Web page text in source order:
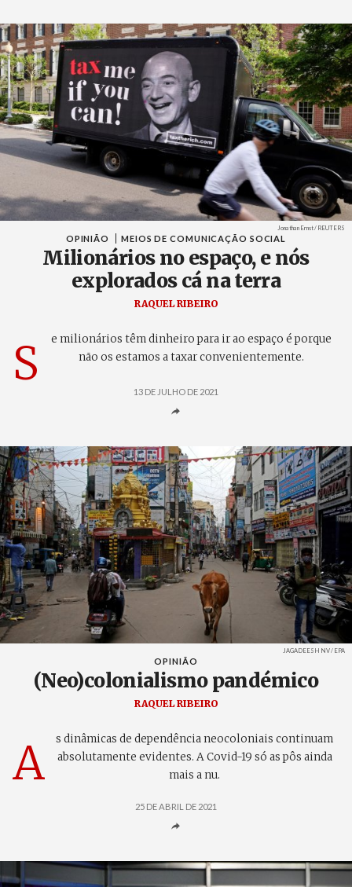
Créditos
Jonathan Ernst / REUTERS
OPINIÃO MEIOS DE COMUNICAÇÃO SOCIAL
Milionários no espaço, e nós
explorados cá na terra
RAQUEL RIBEIRO
S
e milionários têm dinheiro para ir ao espaço é porque
não os estamos a taxar convenientemente.
13 DE JULHO DE 2021
Créditos
JAGADEESH NV / EPA
OPINIÃO
(Neo)colonialismo pandémico
RAQUEL RIBEIRO
A
s dinâmicas de dependência neocoloniais continuam
absolutamente evidentes. A Covid-19 só as pôs ainda
mais a nu.
25 DE ABRIL DE 2021